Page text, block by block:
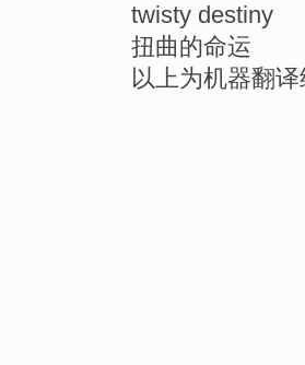
twisty destiny
扭曲的命运
以上为机器翻